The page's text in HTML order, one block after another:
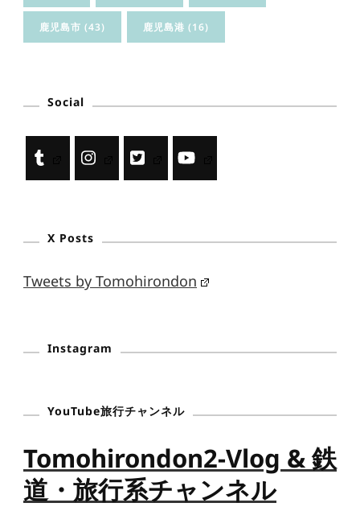
鹿児島市 (43) 鹿児島港 (16)
Social
X Posts
Tweets by Tomohirondon
Instagram
YouTube旅行チャンネル
Tomohirondon2-Vlog & 鉄
道・旅行系チャンネル